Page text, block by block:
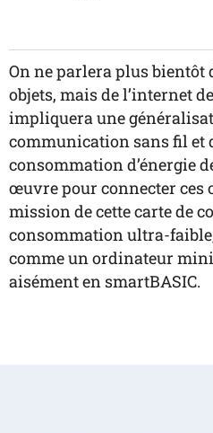
On ne parlera plus bientôt
objets, mais de l’internet
impliquera une
communication sans fil et
consommation d’énergie
œuvre pour connecter ces
mission de cette carte de
consommation ultra-
comme un ordinateur
aisément en smartBASIC.